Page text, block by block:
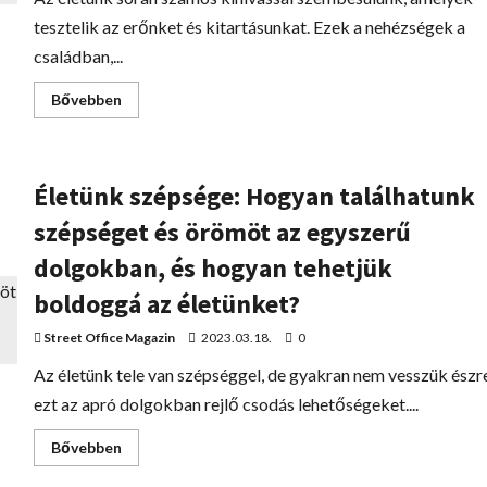
tesztelik az erőnket és kitartásunkat. Ezek a nehézségek a
családban,...
Bővebben
Életünk szépsége: Hogyan találhatunk
szépséget és örömöt az egyszerű
dolgokban, és hogyan tehetjük
boldoggá az életünket?
Street Office Magazin 2023.03.18. 0
Az életünk tele van szépséggel, de gyakran nem vesszük
ezt az apró dolgokban rejlő csodás lehetőségeket....
Bővebben